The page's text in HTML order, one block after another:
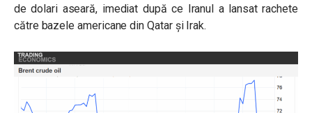
de dolari aseară, imediat după ce Iranul a lansat rachete
către bazele americane din Qatar și Irak.